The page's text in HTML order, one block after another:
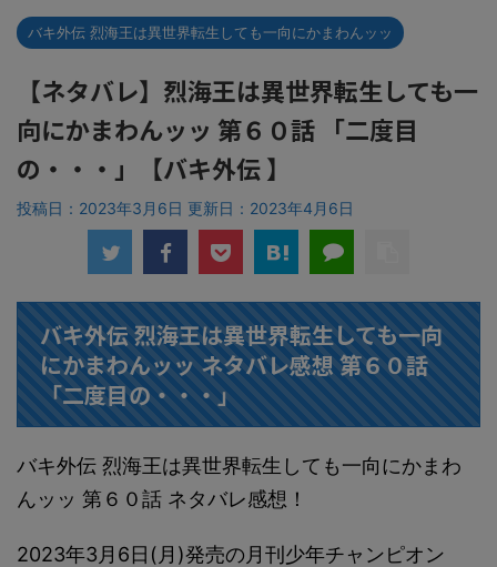
バキ外伝 烈海王は異世界転生しても一向にかまわんッッ
【ネタバレ】烈海王は異世界転生しても一
向にかまわんッッ 第６０話 「二度目
の・・・」【バキ外伝 】
投稿日：2023年3月6日 更新日： 2023年4月6日
バキ外伝 烈海王は異世界転生しても一向
にかまわんッッ ネタバレ感想 第６０話
「二度目の・・・」
バキ外伝 烈海王は異世界転生しても一向にかまわ
んッッ 第６０話 ネタバレ感想！
2023年3月6日(月)発売の月刊少年チャンピオン